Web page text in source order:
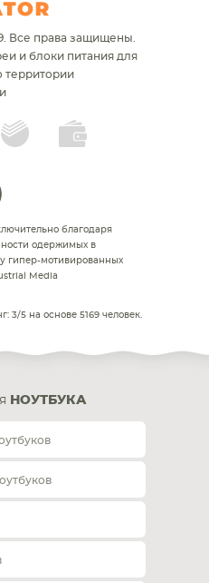
Все права защищены.
и блоки питания для
территории
благодаря
одержимых в
гипер-мотивированных
Media
3/5 на основе 5169 человек.
НОУТБУКА